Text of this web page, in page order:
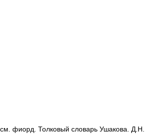
фиорд. Толковый словарь Ушакова. Д.Н.